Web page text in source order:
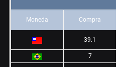
Moneda Compra
39.1
7